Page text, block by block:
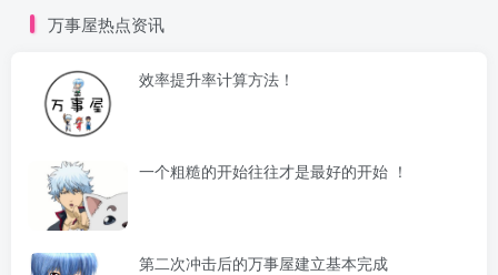
万事屋热点资讯
效率提升率计算方法！
一个粗糙的开始往往才是最好的开始 ！
第二次冲击后的万事屋建立基本完成